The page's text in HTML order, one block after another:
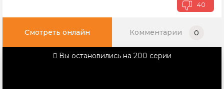
40
Смотреть онлайн Комментарии 0
Вы остановились на 200 серии